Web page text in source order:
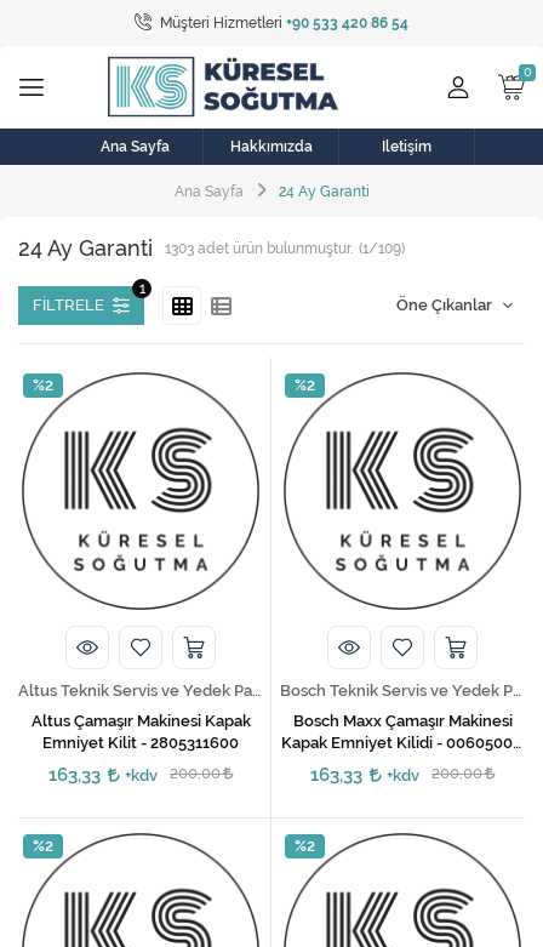
Müşteri Hizmetleri +90 533 420 86 54
Tüm Kategoriler
Bulaşık Makinesi
Buzdolabı
Çamaşır Kurutma Makinesi
Çamaşır Makinesi
Doğalgaz Sobası
Elektrikli Aksamlar
Elektrikli Süpürge
Fan
Fırın, Ocak ve Aspiratör
Kireç Önleme Ve Temizlik
Kombi
Kondansatör
Küçük Ev Aletleri
Rezistanslar
Soğutma Sistemleri
Ana Sayfa Hakkımızda İletişim
Ana Sayfa 24 Ay Garanti
24 Ay Garanti 1303 adet ürün bulunmuştur. (1/109)
FILTRELE
%2
Altus Teknik Servis ve Yedek Parça Hizmetleri
Altus Çamaşır Makinesi Kapak
Emniyet Kilit - 2805311600
163,33 +kdv 200,00
%2
Bosch Teknik Servis ve Yedek Parça Hizmetleri
Bosch Maxx Çamaşır Makinesi
Kapak Emniyet Kilidi - 00605003,
00610682, 00610147
163,33 +kdv 200,00
%2 %2